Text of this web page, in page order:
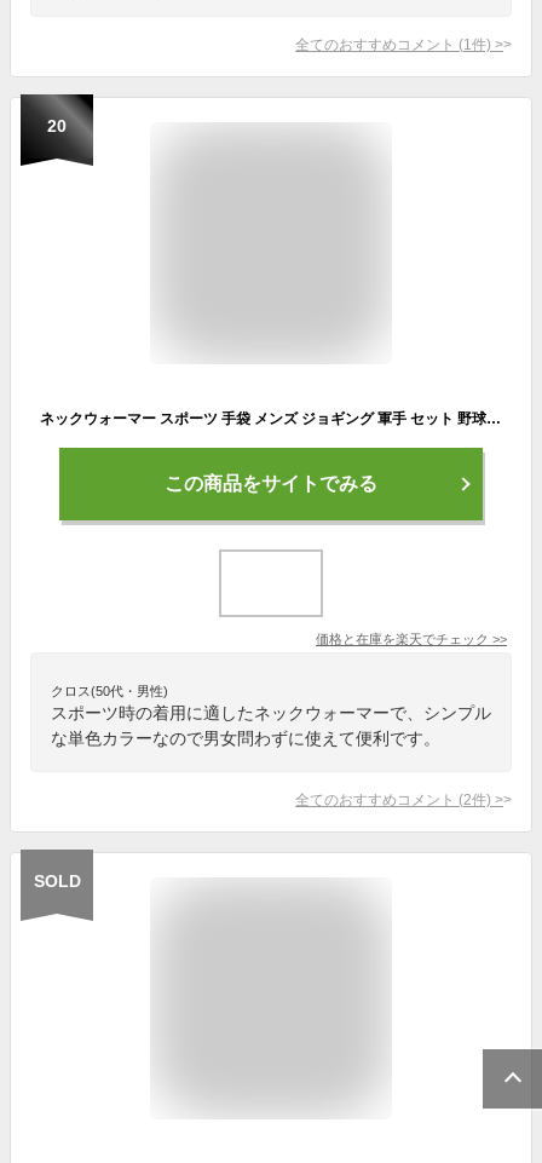
全てのおすすめコメント (1 件) >
20
ネックウォーマー スポーツ 手袋 メンズ ジョギング 軍手 セット 野球 サッカー 通学 自転車 卒業記念品 プチ ギフト ぽっきり マラソン 買いまわり ns-19005-023
この商品をサイトでみる
価格と在庫を楽天でチェック >>
クロス(50代・男性)
スポーツ時の着用に適したネックウォーマーで、シンプル
な単色カラーなので男女問わずに使えて便利です。
全てのおすすめコメント (2件) >
SOLD